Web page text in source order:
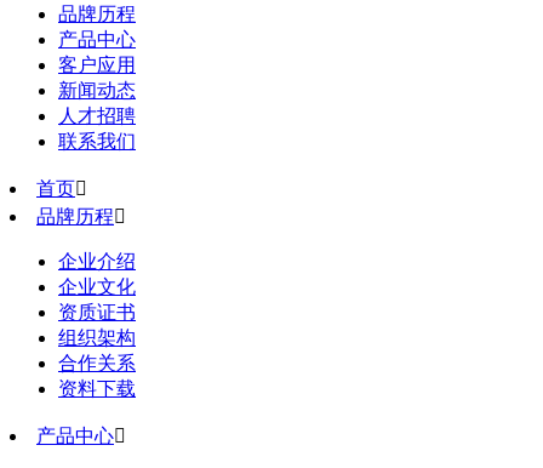
品牌历程
产品中心
客户应用
新闻动态
人才招聘
联系我们
首页
品牌历程
企业介绍
企业文化
资质证书
组织架构
合作关系
资料下载
产品中心